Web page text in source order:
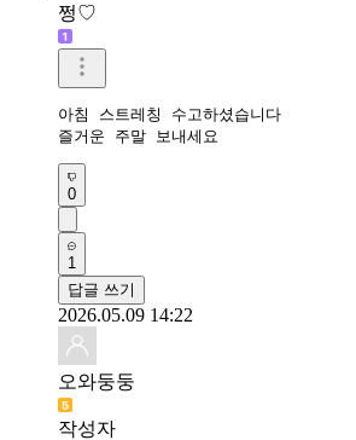
쩡♡
아침 스트레칭 수고하셨습니다
즐거운 주말 보내세요
0
1
답글 쓰기
2026.05.09 14:22
오와둥둥
작성자